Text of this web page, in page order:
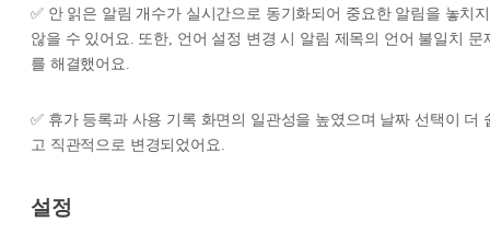
✅ 안 읽은 알림 개수가 실시간으로 동기화되어 중요한 알림을 놓치지
않을 수 있어요. 또한, 언어 설정 변경 시 알림 제목의 언어 불일치 문
를 해결했어요.
✅ 휴가 등록과 사용 기록 화면의 일관성을 높였으며 날짜 선택이 더
고 직관적으로 변경되었어요.
설정